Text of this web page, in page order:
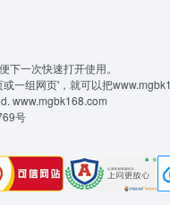
一次快速打开使用。
一组网页'，就可以把
www.mgbk168.com
号